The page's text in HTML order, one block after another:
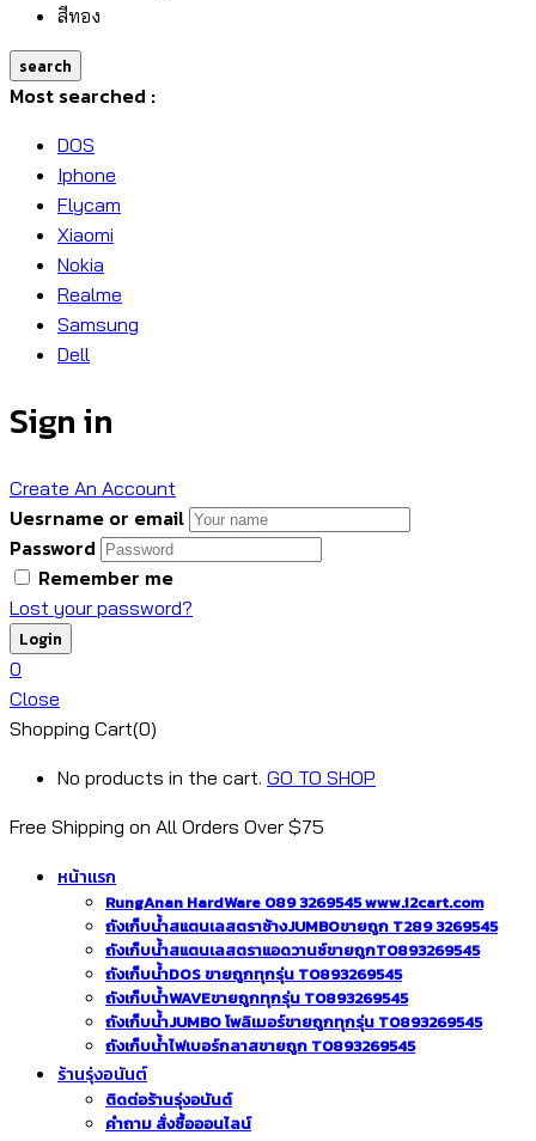
สีทอง
search
Most searched :
DOS
Iphone
Flycam
Xiaomi
Nokia
Realme
Samsung
Dell
Sign in
Create An Account
Uesrname or email
Password
Remember me
Lost your password?
0
Close
Shopping Cart(0)
No products in the cart. GO TO SHOP
Free Shipping on All Orders Over $75
หน้าแรก
RungAnan HardWare 089 3269545 www.i2cart.com
ถังเก็บน้ำสแตนเลสตราช้างJUMBOขายถูก T289 3269545
ถังเก็บน้ำสแตนเลสตราแอดวานซ์ขายถูกT0893269545
ถังเก็บน้ำDOS ขายถูกทุกรุ่น T0893269545
ถังเก็บน้ำWAVEขายถูกทุกรุ่น T0893269545
ถังเก็บน้ำJUMBO โพลิเมอร์ขายถูกทุกรุ่น T0893269545
ถังเก็บน้ำไฟเบอร์กลาสขายถูก T0893269545
ร้านรุ่งอนันต์
ติดต่อร้านรุ่งอนันต์
คำถาม สั่งซื้อออนไลน์